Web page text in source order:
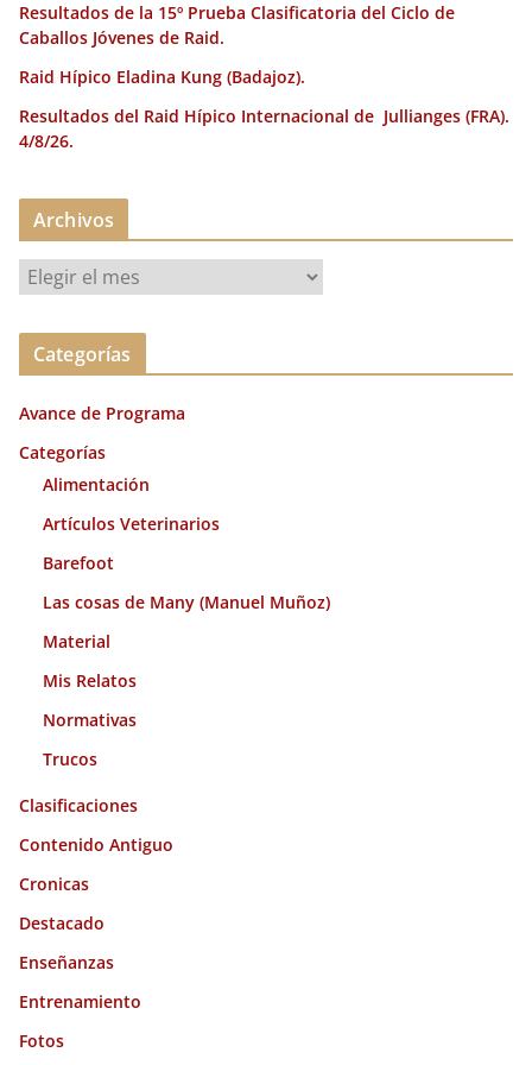
Resultados de la 15º Prueba Clasificatoria del Ciclo de
Caballos Jóvenes de Raid.
Raid Hípico Eladina Kung (Badajoz).
Resultados del Raid Hípico Internacional de Jullianges (FRA).
4/8/26.
Archivos
r
c
v
o
Categorías
Avance de Programa
Categorías
Alimentación
Artículos Veterinarios
Barefoot
Las cosas de Many (Manuel Muñoz)
Material
Mis Relatos
Normativas
Trucos
Clasificaciones
Contenido Antiguo
Cronicas
Destacado
Enseñanzas
Entrenamiento
Fotos